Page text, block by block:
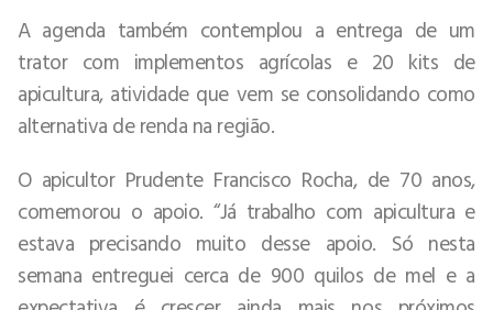
A agenda também contemplou a entrega de um
trator com implementos agrícolas e 20 kits de
apicultura, atividade que vem se consolidando como
alternativa de renda na região.
O apicultor Prudente Francisco Rocha, de 70 anos,
comemorou o apoio. “Já trabalho com apicultura e
estava precisando muito desse apoio. Só nesta
semana entreguei cerca de 900 quilos de mel e a